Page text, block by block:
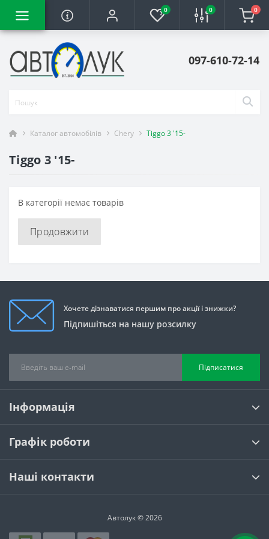
0 0 0
097-610-72-14
Каталог автомобілів Chery Tiggo 3 '15-
Tiggo 3 '15-
В категорії немає товарів
Продовжити
Хочете дізнаватися першим про акції і знижки?
Підпишіться на нашу розсилку
Підписатися
Інформація
Графік роботи
Наші контакти
Автолук © 2026